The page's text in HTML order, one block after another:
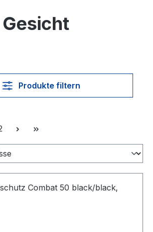
Produkte filtern